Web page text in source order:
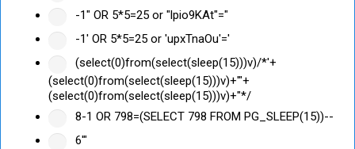
-1" OR 5*5=25 or "lpio9KAt"="
-1' OR 5*5=25 or 'upxTnaOu'='
(select(0)from(select(sleep(15)))v)/*'+
(select(0)from(select(sleep(15)))v)+'"+
(select(0)from(select(sleep(15)))v)+"*/
8-1 OR 798=(SELECT 798 FROM PG_SLEEP(15))--
6'"